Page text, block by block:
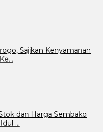
Sajikan Kenyamanan
dan Harga Sembako
…